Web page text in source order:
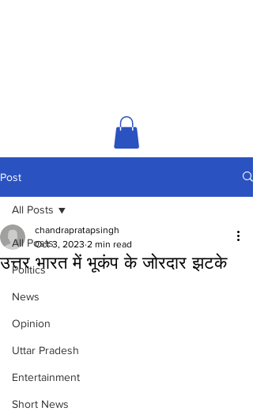
Post
All Posts
Politics
News
Opinion
Uttar Pradesh
Entertainment
Short News
All Posts
उत्तर भारत में भूकंप के जोरदार झटके
chandrapratapsingh
Oct 3, 2023 2 min read